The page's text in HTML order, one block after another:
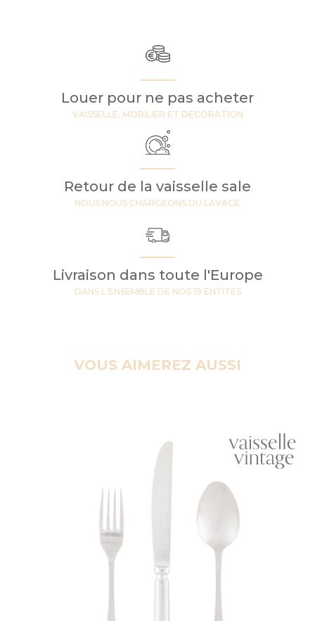
Louer pour ne pas acheter
VAISSELLE, MOBILIER ET DECORATION
Retour de la vaisselle sale
NOUS NOUS CHARGEONS DU LAVAGE
Livraison dans toute l'Europe
DANS L'ENSEMBLE DE NOS 19 ENTITES
VOUS AIMEREZ AUSSI